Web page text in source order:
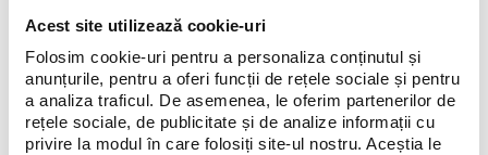
Acest site utilizează cookie-uri
Folosim cookie-uri pentru a personaliza conținutul și
anunțurile, pentru a oferi funcții de rețele sociale și pentru
a analiza traficul. De asemenea, le oferim partenerilor de
rețele sociale, de publicitate și de analize informații cu
privire la modul în care folosiți site-ul nostru. Aceștia le
statement, idei de cadouri și selecții atent alese, într-o experiență
completă de shopping.
Descoperăofertele magazinelor și bucură-te de reducerile de
sezon.